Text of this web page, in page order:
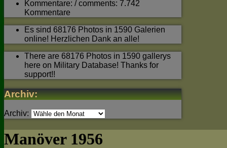
Kommentare: / comments: 7.742
Kommentare
Es sind 68176 Photos in 1590 Galerien
online! Herzlichen Dank an alle!
There are 68176 Photos in 1590 gallerys
here on Military Database! Thanks for
support!!
Archiv:
Archiv:
Manöver 1956